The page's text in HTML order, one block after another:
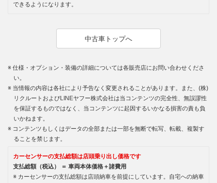
できるようになります。
中古車トップへ
仕様・オプション・装備の詳細については各販売店にお問い合わせくださ
い。
当情報の内容は各社により予告なく変更されることがあります。また、(株)
リクルートおよびLINEヤフー株式会社は当コンテンツの完全性、無誤謬性
を保証するものではなく、当コンテンツに起因するいかなる損害の責も負
いかねます。
コンテンツもしくはデータの全部または一部を無断で転写、転載、複製す
ることを禁じます。
カーセンサーの支払総額は店頭乗り出し価格です
支払総額（税込） ＝ 車両本体価格＋諸費用
カーセンサーの支払総額は店頭納車を前提にしています。自宅への納車